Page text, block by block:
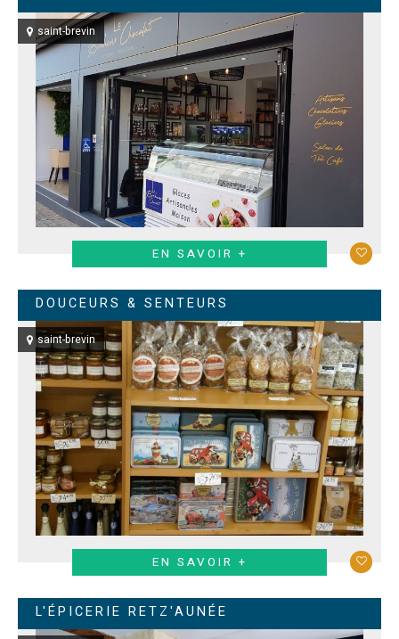
saint-brevin
EN SAVOIR +
DOUCEURS & SENTEURS
saint-brevin
EN SAVOIR +
L'ÉPICERIE RETZ'AUNÉE